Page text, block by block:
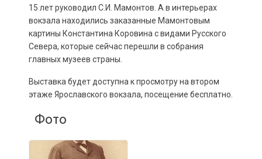
15 лет руководил С.И. Мамонтов. А в интерьерах
вокзала находились заказанные Мамонтовым
картины Константина Коровина с видами Русского
Севера, которые сейчас перешли в собрания
главных музеев страны.
Выставка будет доступна к просмотру на втором
этаже Ярославского вокзала, посещение бесплатно.
Фото